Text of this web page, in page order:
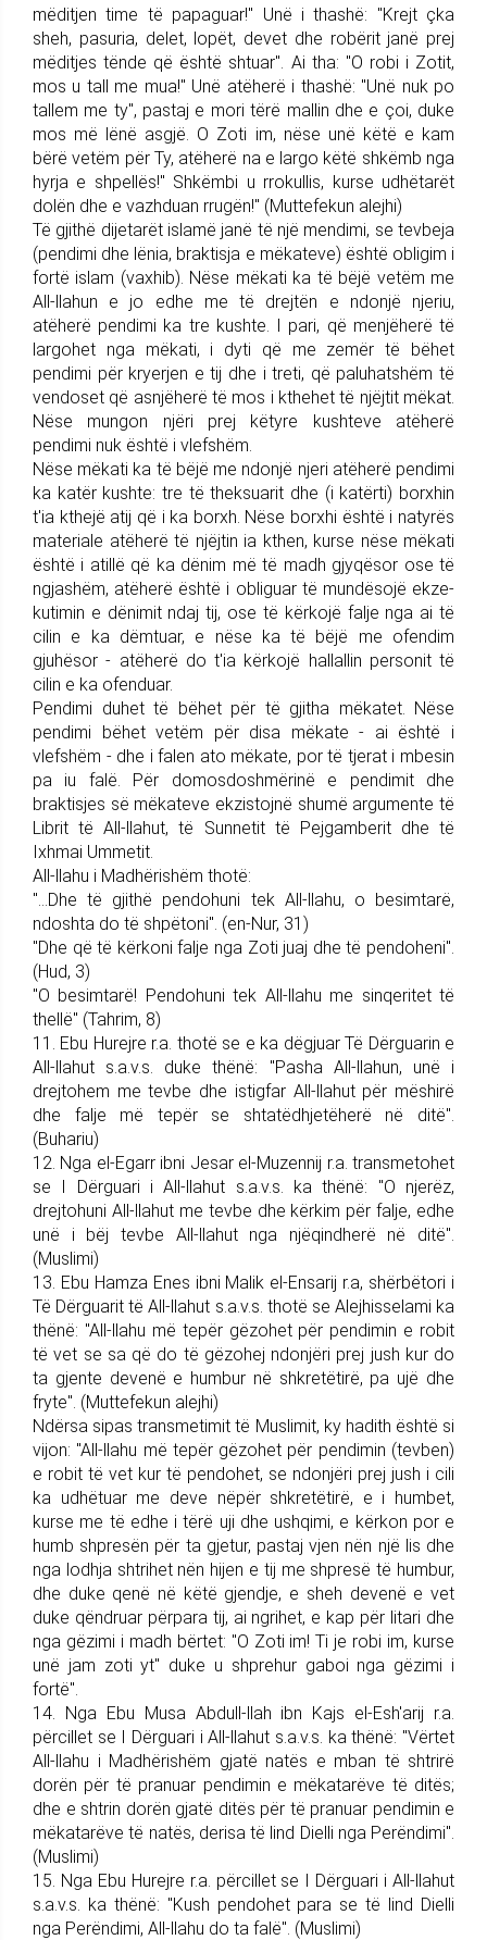
mëditjen time të papaguar!" Unë i thashë: "Krejt çka
sheh, pasuria, delet, lopët, devet dhe robërit janë prej
mëditjes tënde që është shtuar". Ai tha: "O robi i Zotit,
mos u tall me mua!" Unë atëherë i thashë: "Unë nuk po
tallem me ty", pastaj e mori tërë mallin dhe e çoi, duke
mos më lënë asgjë. O Zoti im, nëse unë këtë e kam
bërë vetëm për Ty, atëherë na e largo këtë shkëmb nga
hyrja e shpellës!" Shkëmbi u rrokullis, kurse udhëta­rët
dolën dhe e vazhduan rrugën!" (Mutte­fe­kun alejhi)
Të gjithë dijetarët islamë janë të një mendimi, se tevbeja
(pendimi dhe lënia, braktisja e mëkateve) është obligim i
fortë is­lam (vaxhib). Nëse mëkati ka të bëjë vetëm me
All-llahun e jo edhe me të drejtën e ndonjë njeriu,
atëherë pendimi ka tre kushte. I pari, që menjëherë të
largohet nga mëkati, i dyti që me zemër të bëhet
pendimi për kryerjen e tij dhe i treti, që paluhatshëm të
vendoset që as­njëherë të mos i kthehet të njëjtit mëkat.
Nëse mungon njëri prej këtyre kushteve atëherë
pendimi nuk është i vlefshëm.
Nëse mëkati ka të bëjë me ndonjë njeri atëherë pendimi
ka katër kushte: tre të theksuarit dhe (i katërti) borxhin
t'ia kthejë atij që i ka borxh. Nëse borxhi është i natyrës
materiale atëherë të njëjtin ia kthen, kurse nëse mëkati
është i atillë që ka dënim më të madh gjy­qësor ose të
ngjashëm, atëherë është i obliguar të mundësojë ekze­
ku­timin e dënimit ndaj tij, ose të kërkojë falje nga ai të
cilin e ka dëmtuar, e nëse ka të bëjë me ofendim
gjuhësor - atëherë do t'ia kërkojë hallallin personit të
cilin e ka ofenduar.
Pendimi duhet të bëhet për të gjitha mëkatet. Nëse
pendimi bëhet vetëm për disa mëkate - ai është i
vlefshëm - dhe i falen ato mëkate, por të tjerat i mbesin
pa iu falë. Për domosdoshmërinë e pendimit dhe
braktisjes së mëkateve ekzistojnë shumë argumente të
Librit të All-llahut, të Sunnetit të Pej­gam­be­rit dhe të
Ixhmai Ummetit.
All-llahu i Madhërishëm thotë:
"...Dhe të gjithë pendo­huni tek All-llahu, o besim­tarë,
ndoshta do të shpë­to­ni". (en-Nur, 31)
"Dhe që të kërkoni falje nga Zoti juaj dhe të pendo­heni".
(Hud, 3)
"O besimtarë! Pendohuni tek All-llahu me sinqeritet të
thellë" (Tahrim, 8)
11. Ebu Hurejre r.a. thotë se e ka dëgjuar Të Dërguarin e
All-llahut s.a.v.s. duke thënë: "Pasha All-llahun, unë i
drejtohem me tevbe dhe istigfar All-llahut për mëshirë
dhe falje më tepër se shtatëdhjetëherë në ditë".
(Buhariu)
12. Nga el-Egarr ibni Jesar el-Muzennij r.a. trans­me­tohet
se I Dërguari i All-llahut s.a.v.s. ka thënë: "O njerëz,
drejtohuni All-llahut me tevbe dhe kërkim për falje, edhe
unë i bëj tevbe All-lla­hut nga njëqindherë në ditë".
(Muslimi)
13. Ebu Hamza Enes ibni Malik el-Ensarij r.a, shërbëtori i
Të Dër­guarit të All-llahut s.a.v.s. thotë se Alejhisselami ka
thënë: "All-llahu më tepër gëz­ohet për pendimin e robit
të vet se sa që do të gëzohej ndonjëri prej jush kur do
ta gjente devenë e humbur në shkretëtirë, pa ujë dhe
fryte". (Mutte­fekun alejhi)
Ndërsa sipas transmetimit të Muslimit, ky hadith është si
vijon: "All-llahu më tepër gëzo­het për pendimin (tevben)
e robit të vet kur të pendohet, se ndonjëri prej jush i cili
ka udhëtuar me deve nëpër shkre­të­tirë, e i humbet,
kurse me të edhe i tërë uji dhe ush­qimi, e kërkon por e
humb shpresën për ta gjetur, pastaj vjen nën një lis dhe
nga lodhja shtrihet nën hijen e tij me shpresë të humbur,
dhe duke qenë në këtë gjendje, e sheh devenë e vet
duke qëndruar përpara tij, ai ngrihet, e kap për litari dhe
nga gëzimi i madh bërtet: "O Zoti im! Ti je robi im, kurse
unë jam zoti yt" duke u shpre­hur gaboi nga gëzimi i
fortë".
14. Nga Ebu Musa Abdull-llah ibn Kajs el-Esh'arij r.a.
përcillet se I Dërguari i All-llahut s.a.v.s. ka thënë: "Vërtet
All-llahu i Madhëri­shëm gjatë natës e mban të shtrirë
dorën për të pranuar pendimin e mëkatarëve të ditës;
dhe e shtrin dorën gjatë ditës për të pranuar pendimin e
mëkatarëve të natës, derisa të lind Dielli nga Perëndimi".
(Muslimi)
15. Nga Ebu Hurejre r.a. përci­llet se I Dërguari i All-llahut
s.a.v.s. ka thënë: "Kush pendohet para se të lind Dielli
nga Perëndimi, All-llahu do ta falë". (Muslimi)